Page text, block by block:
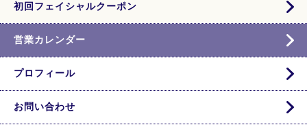
初回フェイシャルクーポン
営業カレンダー
プロフィール
お問い合わせ